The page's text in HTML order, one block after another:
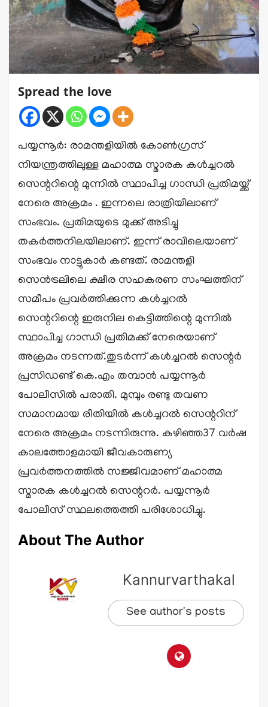
Spread the love
പയ്യന്നൂർ: രാമന്തളിയിൽ കോൺഗ്രസ്
നിയന്ത്രത്തിലുള്ള മഹാത്മ സ്മാരക കൾച്ചറൽ
സെന്ററിന്റെ മുന്നിൽ സ്ഥാപിച്ച ഗാന്ധി പ്രതിമയ്ക്ക്
നേരെ അക്രമം . ഇന്നലെ രാത്രിയിലാണ്
സംഭവം. പ്രതിമയുടെ മുക്ക് അടിച്ചു
തകർത്തനിലയിലാണ്. ഇന്ന് രാവിലെയാണ്
സംഭവം നാട്ടുകാർ കണ്ടത്. രാമന്തളി
സെൻട്രലിലെ ക്ഷീര സഹകരണ സംഘത്തിന്
സമീപം പ്രവർത്തിക്കുന്ന കൾച്ചറൽ
സെന്ററിന്റെ ഇരുനില കെട്ടിത്തിന്റെ മുന്നിൽ
സ്ഥാപിച്ച ഗാന്ധി പ്രതിമക്ക് നേരെയാണ്
അക്രമം നടന്നത്.തുടർന്ന് കൾച്ചറൽ സെന്റർ
പ്രസിഡണ്ട് കെ.എം തമ്പാൻ പയ്യന്നൂർ
പോലീസിൽ പരാതി. മുമ്പും രണ്ടു തവണ
സമാനമായ രീതിയിൽ കൾച്ചറൽ സെന്ററിന്
നേരെ അക്രമം നടന്നിരുന്നു. കഴിഞ്ഞ37 വർഷ
കാലത്തോളമായി ജീവകാരുണ്യ
പ്രവർത്തനത്തിൽ സജ്ജീവമാണ് മഹാത്മ
സ്മാരക കൾച്ചറൽ സെന്ററർ. പയ്യന്നൂർ
പോലീസ് സ്ഥലത്തെത്തി പരിശോധിച്ചു.
About The Author
Kannurvarthakal
See author's posts